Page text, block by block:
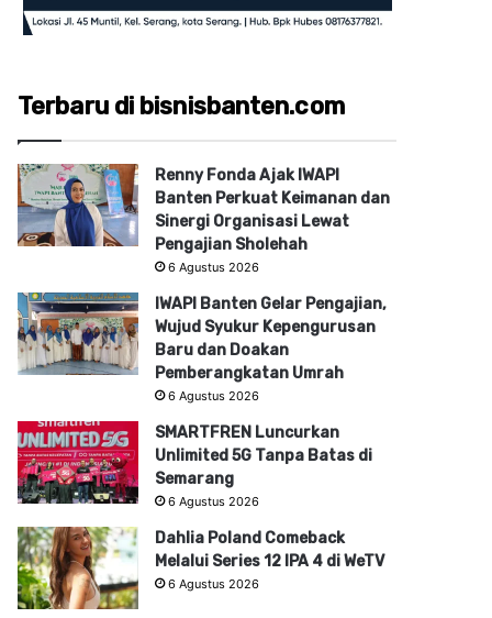
Terbaru di bisnisbanten.com
Renny Fonda Ajak IWAPI
Banten Perkuat Keimanan dan
Sinergi Organisasi Lewat
Pengajian Sholehah
6 Agustus 2026
IWAPI Banten Gelar Pengajian,
Wujud Syukur Kepengurusan
Baru dan Doakan
Pemberangkatan Umrah
6 Agustus 2026
SMARTFREN Luncurkan
Unlimited 5G Tanpa Batas di
Semarang
6 Agustus 2026
Dahlia Poland Comeback
Melalui Series 12 IPA 4 di WeTV
6 Agustus 2026